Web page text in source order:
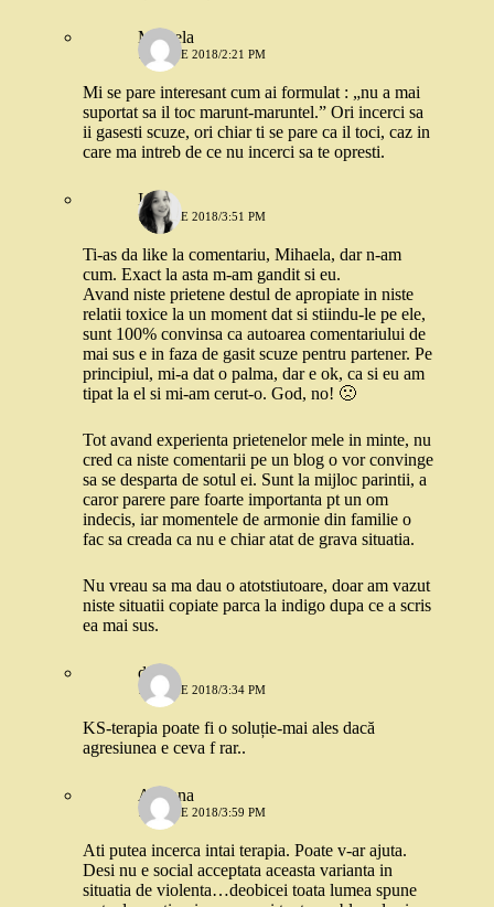
Mihaela
18 IUNIE 2018/2:21 PM
Mi se pare interesant cum ai formulat : „nu a mai
suportat sa il toc marunt-maruntel.” Ori incerci sa
ii gasesti scuze, ori chiar ti se pare ca il toci, caz in
care ma intreb de ce nu incerci sa te opresti.
Ioana
18 IUNIE 2018/3:51 PM
Ti-as da like la comentariu, Mihaela, dar n-am
cum. Exact la asta m-am gandit si eu.
Avand niste prietene destul de apropiate in niste
relatii toxice la un moment dat si stiindu-le pe ele,
sunt 100% convinsa ca autoarea comentariului de
mai sus e in faza de gasit scuze pentru partener. Pe
principiul, mi-a dat o palma, dar e ok, ca si eu am
tipat la el si mi-am cerut-o. God, no! 🙁
Tot avand experienta prietenelor mele in minte, nu
cred ca niste comentarii pe un blog o vor convinge
sa se desparta de sotul ei. Sunt la mijloc parintii, a
caror parere pare foarte importanta pt un om
indecis, iar momentele de armonie din familie o
fac sa creada ca nu e chiar atat de grava situatia.
Nu vreau sa ma dau o atotstiutoare, doar am vazut
niste situatii copiate parca la indigo dupa ce a scris
ea mai sus.
dia
18 IUNIE 2018/3:34 PM
KS-terapia poate fi o soluție-mai ales dacă
agresiunea e ceva f rar..
Adriana
18 IUNIE 2018/3:59 PM
Ati putea incerca intai terapia. Poate v-ar ajuta.
Desi nu e social acceptata aceasta varianta in
situatia de violenta…deobicei toata lumea spune